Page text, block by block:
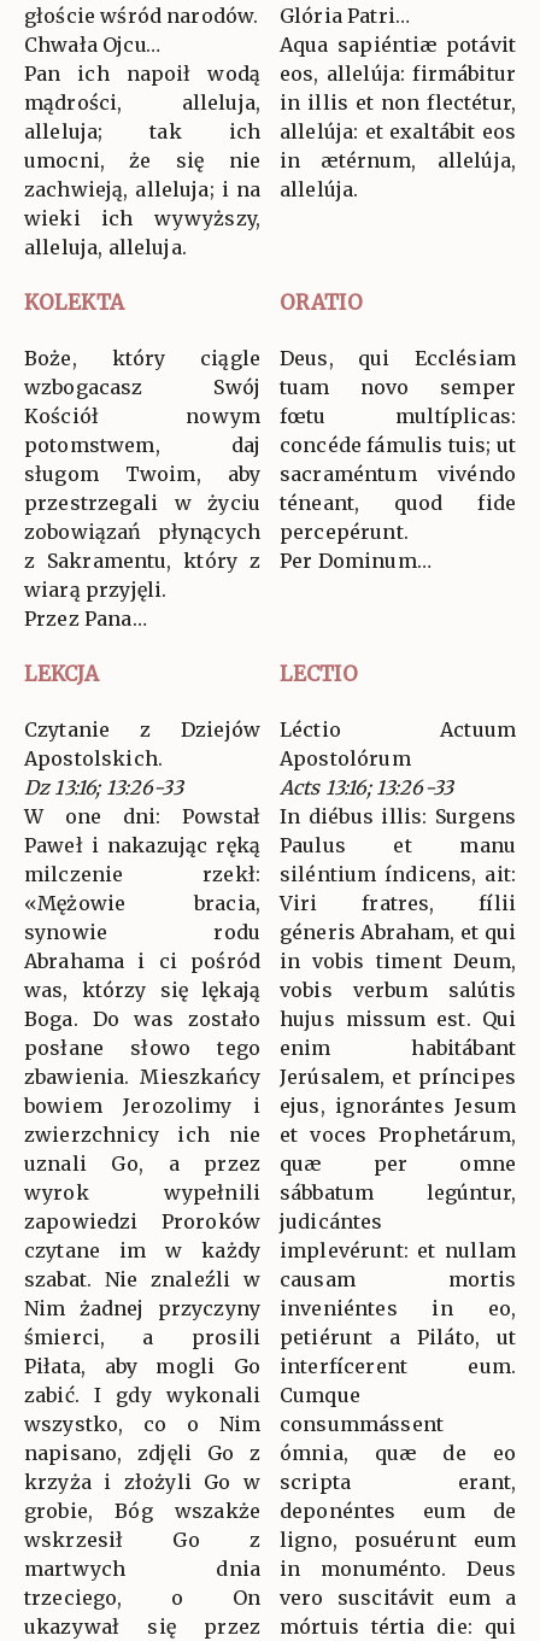
głoście wśród narodów.
Chwała Ojcu…
Pan ich napoił wodą
mądrości, alleluja,
alleluja; tak ich
umocni, że się nie
zachwieją, alleluja; i na
wieki ich wywyższy,
alleluja, alleluja.
Glória Patri…
Aqua sapiéntiæ potávit
eos, allelúja: firmábitur
in illis et non flectétur,
allelúja: et exaltábit eos
in ætérnum, allelúja,
allelúja.
KOLEKTA ORATIO
Boże, który ciągle
wzbogacasz Swój
Kościół nowym
potomstwem, daj
sługom Twoim, aby
przestrzegali w życiu
zobowiązań płynących
z Sakramentu, który z
wiarą przyjęli.
Przez Pana…
Deus, qui Ecclésiam
tuam novo semper
fœtu multíplicas:
concéde fámulis tuis; ut
sacraméntum vivéndo
téneant, quod fide
percepérunt.
Per Dominum…
LEKCJA LECTIO
Czytanie z Dziejów
Apostolskich.
Dz 13:16; 13:26-33
W one dni: Powstał
Paweł i nakazując ręką
milczenie rzekł:
«Mężowie bracia,
synowie rodu
Abrahama i ci pośród
was, którzy się lękają
Boga. Do was zostało
posłane słowo tego
zbawienia. Mieszkańcy
bowiem Jerozolimy i
zwierzchnicy ich nie
uznali Go, a przez
wyrok wypełnili
zapowiedzi Proroków
czytane im w każdy
szabat. Nie znaleźli w
Nim żadnej przyczyny
śmierci, a prosili
Piłata, aby mogli Go
zabić. I gdy wykonali
wszystko, co o Nim
napisano, zdjęli Go z
krzyża i złożyli Go w
grobie, Bóg wszakże
wskrzesił Go z
martwych dnia
trzeciego, o On
ukazywał się przez
Léctio Actuum
Apostolórum
Acts 13:16; 13:26-33
In diébus illis: Surgens
Paulus et manu
siléntium índicens, ait:
Viri fratres, fílii
géneris Abraham, et qui
in vobis timent Deum,
vobis verbum salútis
hujus missum est. Qui
enim habitábant
Jerúsalem, et príncipes
ejus, ignorántes Jesum
et voces Prophetárum,
quæ per omne
sábbatum legúntur,
judicántes
implevérunt: et nullam
causam mortis
inveniéntes in eo,
petiérunt a Piláto, ut
interfícerent eum.
Cumque
consummássent
ómnia, quæ de eo
scripta erant,
deponéntes eum de
ligno, posuérunt eum
in monuménto. Deus
vero suscitávit eum a
mórtuis tértia die: qui